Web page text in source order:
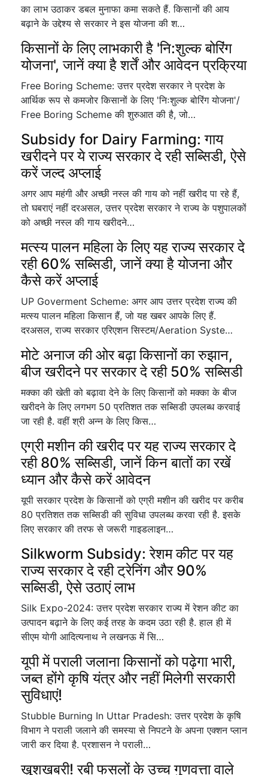
का लाभ उठाकर डबल मुनाफा कमा सकते हैं. किसानों की आय
बढ़ाने के उद्देश्य से सरकार ने इस योजना की श…
किसानों के लिए लाभकारी है 'नि:शुल्क बोरिंग
योजना', जानें क्या है शर्तें और आवेदन प्रक्रिया
Free Boring Scheme: उत्तर प्रदेश सरकार ने प्रदेश के
आर्थिक रूप से कमजोर किसानों के लिए 'निःशुल्क बोरिंग योजना'/
Free Boring Scheme की शुरुआत की है, जो…
Subsidy for Dairy Farming: गाय
खरीदने पर ये राज्य सरकार दे रही सब्सिडी, ऐसे
करें जल्द अप्लाई
अगर आप महंगी और अच्छी नस्ल की गाय को नहीं खरीद पा रहे हैं,
तो घबराएं नहीं दरअसल, उत्तर प्रदेश सरकार ने राज्य के पशुपालकों
को अच्छी नस्ल की गाय खरीदने…
मत्स्य पालन महिला के लिए यह राज्य सरकार दे
रही 60% सब्सिडी, जानें क्या है योजना और
कैसे करें अप्लाई
UP Goverment Scheme: अगर आप उत्तर प्रदेश राज्य की
मत्स्य पालन महिला किसान हैं, जो यह खबर आपके लिए हैं.
दरअसल, राज्य सरकार एरिएशन सिस्टम/Aeration Syste…
मोटे अनाज की ओर बढ़ा किसानों का रुझान,
बीज खरीदने पर सरकार दे रही 50% सब्सिडी
मक्का की खेती को बढ़ावा देने के लिए किसानों को मक्का के बीज
खरीदने के लिए लगभग 50 प्रतिशत तक सब्सिडी उपलब्ध करवाई
जा रही है. वहीं श्री अन्न के लिए किस…
एग्री मशीन की खरीद पर यह राज्य सरकार दे
रही 80% सब्सिडी, जानें किन बातों का रखें
ध्यान और कैसे करें आवेदन
यूपी सरकार प्रदेश के किसानों को एग्री मशीन की खरीद पर करीब
80 प्रतिशत तक सब्सिडी की सुविधा उपलब्ध करवा रही है. इसके
लिए सरकार की तरफ से जरूरी गाइडलाइन…
Silkworm Subsidy: रेशम कीट पर यह
राज्य सरकार दे रही ट्रेनिंग और 90%
सब्सिडी, ऐसे उठाएं लाभ
Silk Expo-2024: उत्तर प्रदेश सरकार राज्य में रेशन कीट का
उत्पादन बढ़ाने के लिए कई तरह के कदम उठा रही है. हाल ही में
सीएम योगी आदित्यनाथ ने लखनऊ में सि…
यूपी में पराली जलाना किसानों को पढ़ेगा भारी,
जब्त होंगे कृषि यंत्र और नहीं मिलेगी सरकारी
सुविधाएं!
Stubble Burning In Uttar Pradesh: उत्तर प्रदेश के कृषि
विभाग ने पराली जलाने की समस्या से निपटने के अपना एक्शन प्लान
जारी कर दिया है. प्रशासन ने पराली…
खुशखबरी! रबी फसलों के उच्च गुणवत्ता वाले